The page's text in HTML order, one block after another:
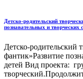
Детско-родительский
познавательных и творческих
Детско-родительский
фантик»Развитие
детей Вид проекта: